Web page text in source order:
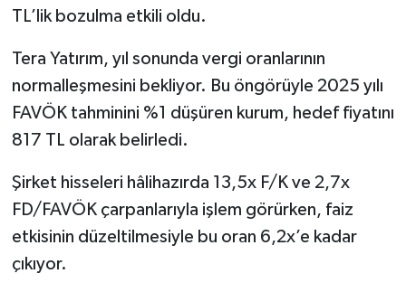
TL’lik bozulma etkili oldu.
Tera Yatırım, yıl sonunda vergi oranlarının
normalleşmesini bekliyor. Bu öngörüyle 2025 yılı
FAVÖK tahminini %1 düşüren kurum, hedef fiyatını
817 TL olarak belirledi.
Şirket hisseleri hâlihazırda 13,5x F/K ve 2,7x
FD/FAVÖK çarpanlarıyla işlem görürken, faiz
etkisinin düzeltilmesiyle bu oran 6,2x’e kadar
çıkıyor.